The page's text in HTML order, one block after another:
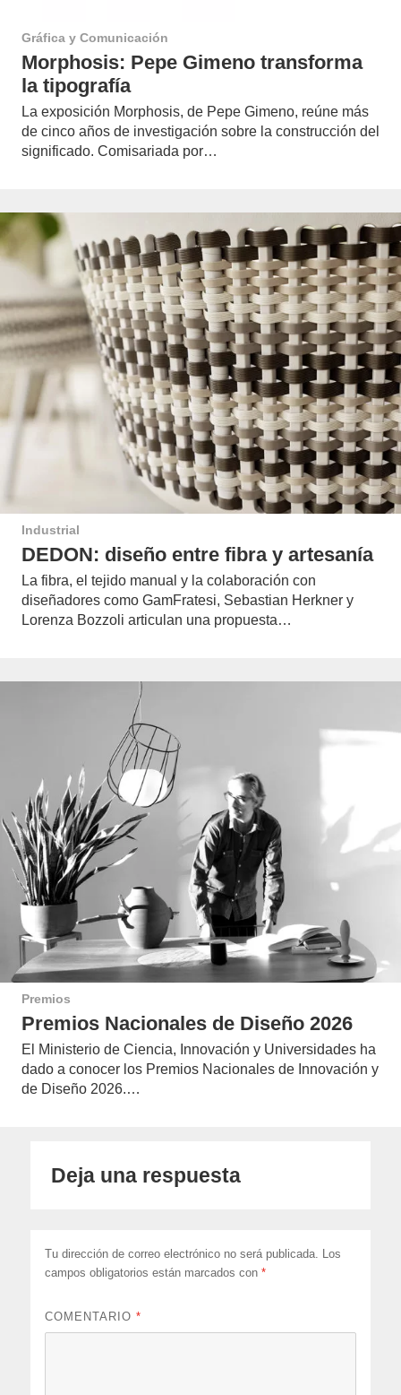
Gráfica y Comunicación
Morphosis: Pepe Gimeno transforma
la tipografía
La exposición Morphosis, de Pepe Gimeno, reúne más
de cinco años de investigación sobre la construcción del
significado. Comisariada por…
Industrial
DEDON: diseño entre fibra y artesanía
La fibra, el tejido manual y la colaboración con
diseñadores como GamFratesi, Sebastian Herkner y
Lorenza Bozzoli articulan una propuesta…
Premios
Premios Nacionales de Diseño 2026
El Ministerio de Ciencia, Innovación y Universidades ha
dado a conocer los Premios Nacionales de Innovación y
de Diseño 2026.…
Deja una respuesta
Tu dirección de correo electrónico no será publicada. Los
campos obligatorios están marcados con*
COMENTARIO*